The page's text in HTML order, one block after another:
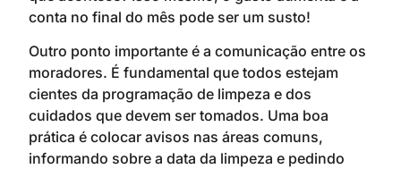
conta no final do mês pode ser um susto!
Outro ponto importante é a comunicação entre os
moradores. É fundamental que todos estejam
cientes da programação de limpeza e dos
cuidados que devem ser tomados. Uma boa
prática é colocar avisos nas áreas comuns,
informando sobre a data da limpeza e pedindo